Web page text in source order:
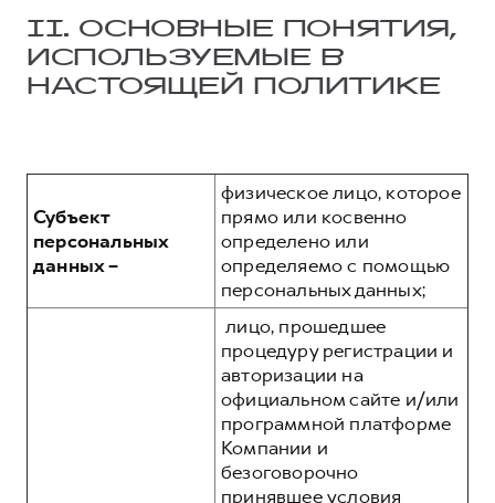
II. ОСНОВНЫЕ ПОНЯТИЯ,
ИСПОЛЬЗУЕМЫЕ В
НАСТОЯЩЕЙ ПОЛИТИКЕ
Субъект
персональных
данных –
физическое лицо, которое
прямо или косвенно
определено или
определяемо с помощью
персональных данных;
лицо, прошедшее
процедуру регистрации и
авторизации на
официальном сайте и/или
программной платформе
Компании и
безоговорочно
принявшее условия